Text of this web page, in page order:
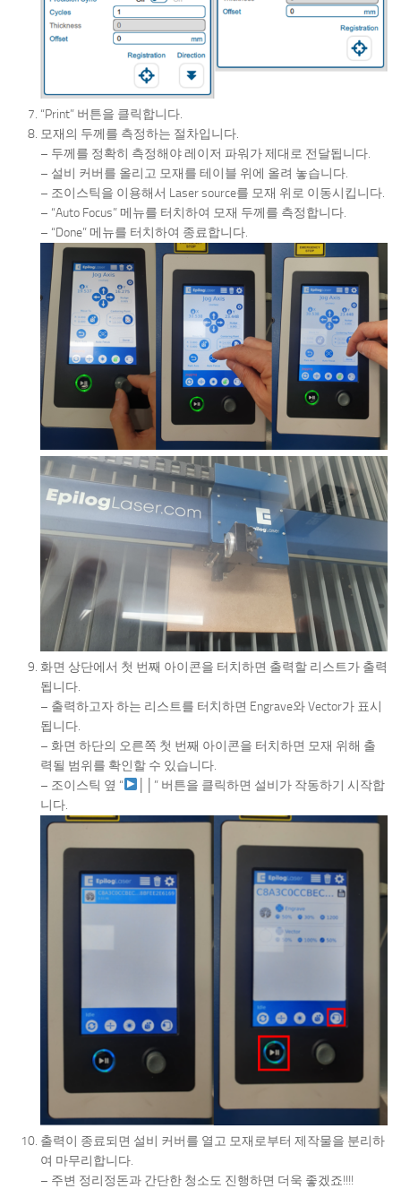
“Print” 버튼을 클릭합니다.
모재의 두께를 측정하는 절차입니다.
– 두께를 정확히 측정해야 레이저 파워가 제대로 전달됩니다.
– 설비 커버를 올리고 모재를 테이블 위에 올려 놓습니다.
– 조이스틱을 이용해서 Laser source를 모재 위로 이동시킵니다.
– “Auto Focus” 메뉴를 터치하여 모재 두께를 측정합니다.
– “Done” 메뉴를 터치하여 종료합니다.
화면 상단에서 첫 번째 아이콘을 터치하면 출력할 리스트가 출력
됩니다.
– 출력하고자 하는 리스트를 터치하면 Engrave와 Vector가 표시
됩니다.
– 화면 하단의 오른쪽 첫 번째 아이콘을 터치하면 모재 위해 출
력될 범위를 확인할 수 있습니다.
– 조이스틱 옆 “
││” 버튼을 클릭하면 설비가 작동하기 시작합
니다.
출력이 종료되면 설비 커버를 열고 모재로부터 제작물을 분리하
여 마무리합니다.
– 주변 정리정돈과 간단한 청소도 진행하면 더욱 좋겠죠!!!!